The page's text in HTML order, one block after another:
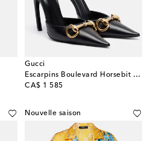
Gucci
Escarpins Boulevard Horsebit en cuir
CA$ 1 585
original price
Nouvelle saison